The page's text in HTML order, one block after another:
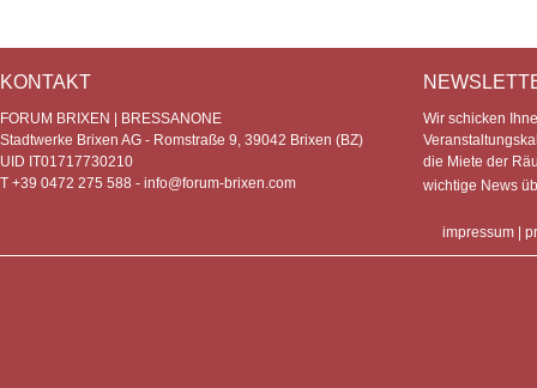
KONTAKT
FORUM BRIXEN | BRESSANONE
Stadtwerke Brixen AG - Romstraße 9, 39042 Brixen (BZ)
UID IT01717730210
T +39 0472 275 588 - info@forum-brixen.com
Wir schicken
die Miete der
wichtige News
impressum